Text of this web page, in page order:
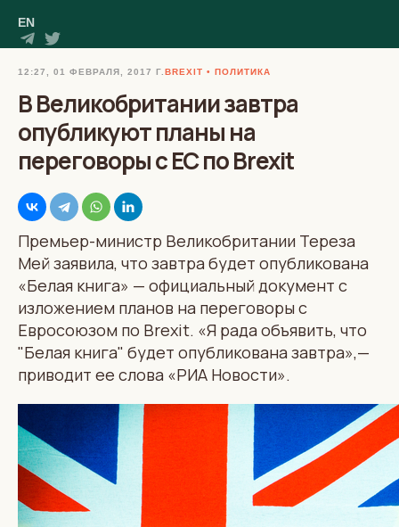
EN
12:27, 01 ФЕВРАЛЯ, 2017 Г. BREXIT ПОЛИТИКА
В Великобритании завтра
опубликуют планы на
переговоры с ЕС по Brexit
Премьер-министр Великобритании Тереза
Мей заявила, что завтра будет опубликована
«Белая книга» — официальный документ с
изложением планов на переговоры с
Евросоюзом по Brexit. «Я рада объявить, что
"Белая книга" будет опубликована завтра»,—
приводит ее слова «РИА Новости».